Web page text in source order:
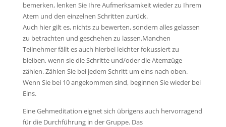
bemerken, lenken Sie Ihre Aufmerksamkeit wieder zu Ihrem
Atem und den einzelnen Schritten zurück.
Auch hier gilt es, nichts zu bewerten, sondern alles gelassen
zu betrachten und geschehen zu lassen.Manchen
Teilnehmer fällt es auch hierbei leichter fokussiert zu
bleiben, wenn sie die Schritte und/oder die Atemzüge
zählen. Zählen Sie bei jedem Schritt um eins nach oben.
Wenn Sie bei 10 angekommen sind, beginnen Sie wieder bei
Eins.
Eine Gehmeditation eignet sich übrigens auch hervorragend
für die Durchführung in der Gruppe. Das